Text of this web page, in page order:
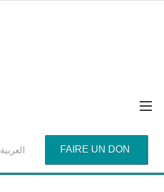
العربية FAIRE UN DON